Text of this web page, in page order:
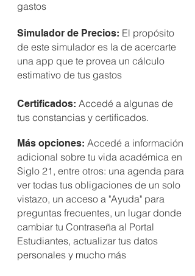
gastos
Simulador de Precios: El propósito
de este simulador es la de acercarte
una app que te provea un cálculo
estimativo de tus gastos
Certificados: Accedé a algunas de
tus constancias y certificados.
Más opciones: Accedé a información
adicional sobre tu vida académica en
Siglo 21, entre otros: una agenda para
ver todas tus obligaciones de un solo
vistazo, un acceso a "Ayuda" para
preguntas frecuentes, un lugar donde
cambiar tu Contraseña al Portal
Estudiantes, actualizar tus datos
personales y mucho más